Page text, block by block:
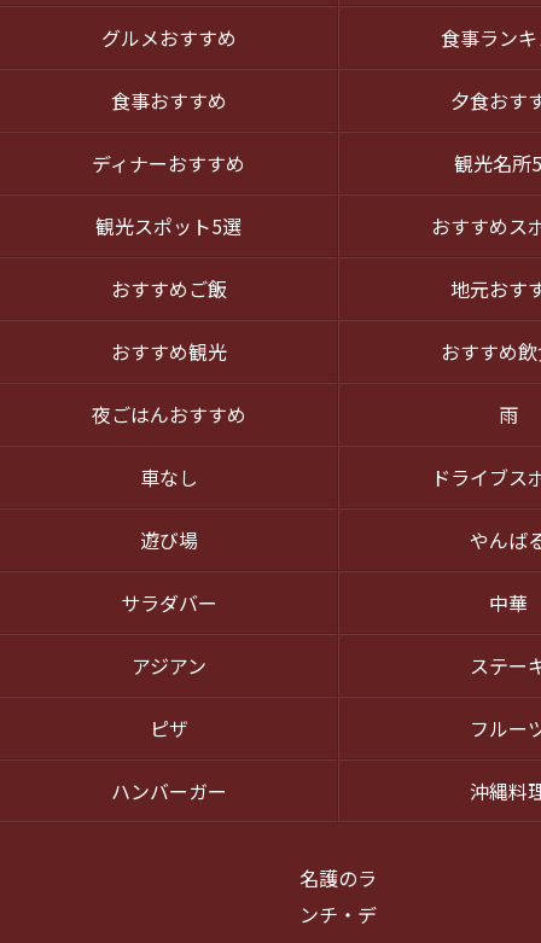
グルメおすすめ 食事ラン
食事おすすめ 夕食おす
ディナーおすすめ 観光名所
観光スポット5選 おすすめス
おすすめご飯 地元おす
おすすめ観光 おすすめ
夜ごはんおすすめ 雨
車なし ドライブス
遊び場 やんば
サラダバー 中華
アジアン ステー
ピザ フルー
ハンバーガー 沖縄料
名護のラ
ンチ・デ